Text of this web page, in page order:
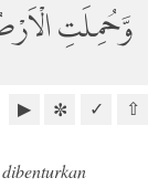
وَّحُمِلَتِ
⇧
✓
✼
▶